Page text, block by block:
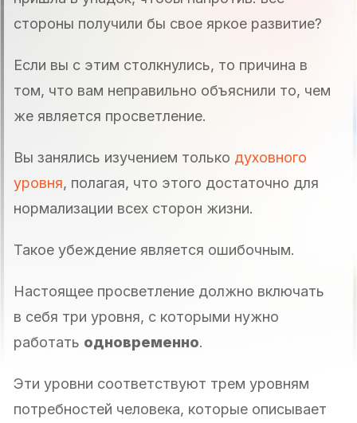
стороны получили бы свое яркое развитие?
Если вы с этим столкнулись, то причина в
том, что вам неправильно объяснили то, чем
же является просветление.
Вы занялись изучением только духовного
уровня, полагая, что этого достаточно для
нормализации всех сторон жизни.
Такое убеждение является ошибочным.
Настоящее просветление должно включать
в себя три уровня, с которыми нужно
работать одновременно.
Эти уровни соответствуют трем уровням
потребностей человека, которые описывает